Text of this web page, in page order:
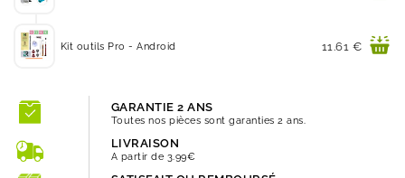
Kit outils Pro - Android Prix
11.61 €
GARANTIE 2 ANS
Toutes nos pièces sont garanties 2 ans.
LIVRAISON
A partir de 3.99€